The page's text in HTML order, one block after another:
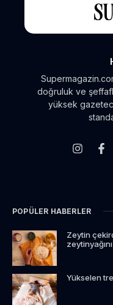
doğruluk ve
yüksek
POPÜLER HABERLER
Zeytin
Yükselen